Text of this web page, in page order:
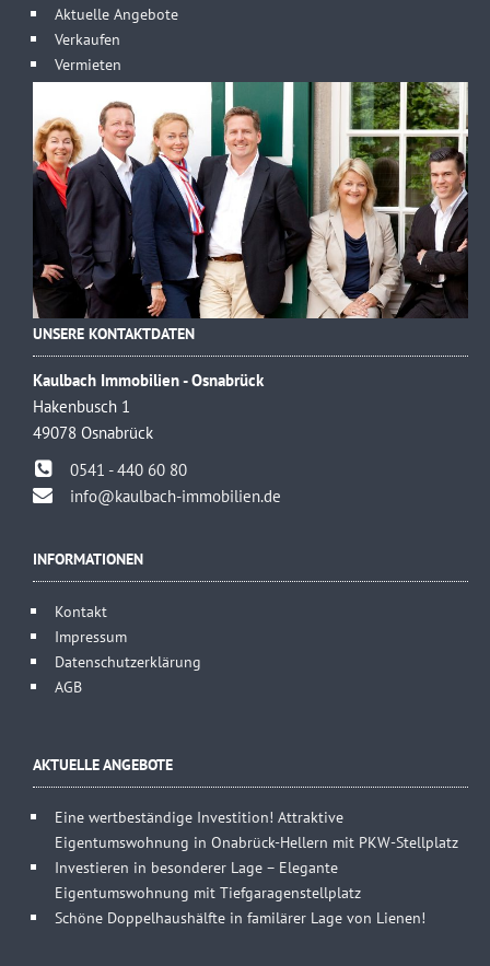
Aktuelle Angebote
Verkaufen
Vermieten
UNSERE KONTAKTDATEN
Kaulbach Immobilien - Osnabrück
Hakenbusch 1
49078 Osnabrück
0541 - 440 60 80
info@kaulbach-immobilien.de
INFORMATIONEN
Kontakt
Impressum
Datenschutzerklärung
AGB
AKTUELLE ANGEBOTE
Eine wertbeständige Investition! Attraktive
Eigentumswohnung in Onabrück-Hellern mit PKW-Stellplatz
Investieren in besonderer Lage – Elegante
Eigentumswohnung mit Tiefgaragenstellplatz
Schöne Doppelhaushälfte in familärer Lage von Lienen!